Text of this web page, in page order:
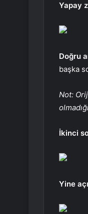
Yapay
Doğru
başka
Not:
İkinci
Yine